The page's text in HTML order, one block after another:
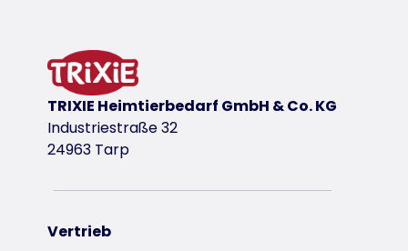
TRIXIE Heimtierbedarf GmbH & Co. KG
Industriestraße 32
24963 Tarp
Vertrieb